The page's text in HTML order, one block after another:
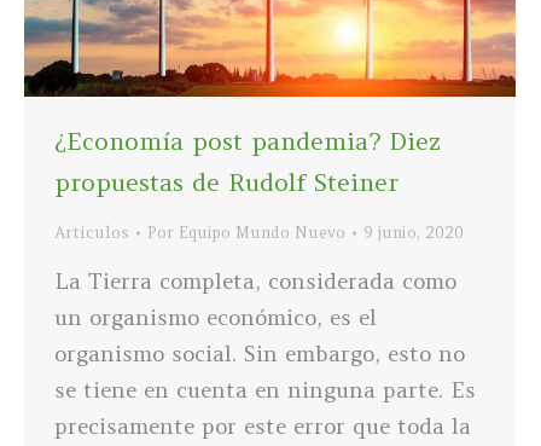
¿Economía post pandemia? Diez
propuestas de Rudolf Steiner
Artículos Por Equipo Mundo Nuevo 9 junio, 2020
La Tierra completa, considerada como
un organismo económico, es el
organismo social. Sin embargo, esto no
se tiene en cuenta en ninguna parte. Es
precisamente por este error que toda la